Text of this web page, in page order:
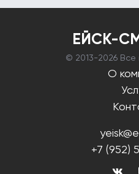
ЕЙСК-
© 2013-2026
О
+7 (952)